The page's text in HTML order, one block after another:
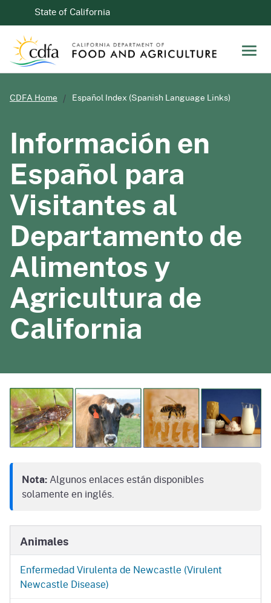
CA.govState of California
CDFA Home Español Index (Spanish Language Links)
Información en
Español para
Visitantes al
Departamento de
Alimentos y
Agricultura de
California
Nota: Algunos enlaces están disponibles
solamente en inglés.
Animales
Enfermedad Virulenta de Newcastle (Virulent
Newcastle Disease)